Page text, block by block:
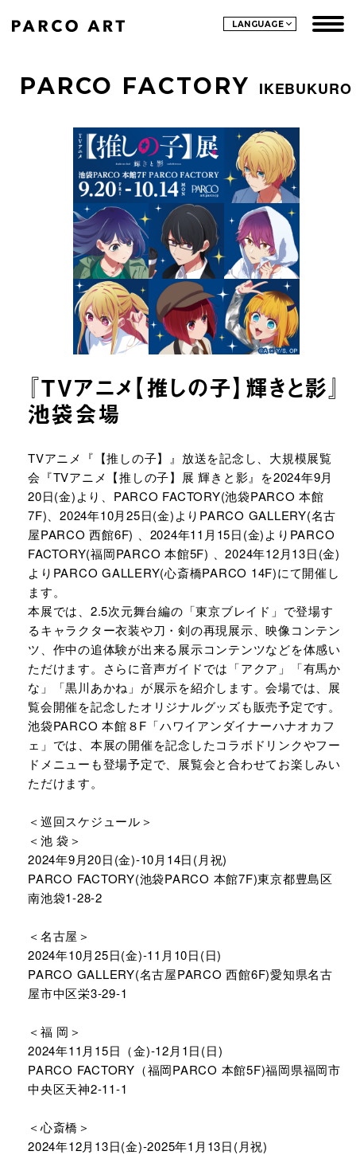
LANGUAGE
PARCO FACTORY IKEBUKURO
『TVアニメ【推しの子】輝きと影』
池袋会場
URLをコピーする
TVアニメ『【推しの子】』放送を記念し、大規模展覧
会『TVアニメ【推しの子】展 輝きと影』を2024年9月
20日(金)より、PARCO FACTORY(池袋PARCO 本館
7F)、2024年10月25日(金)よりPARCO GALLERY(名古
屋PARCO 西館6F) 、2024年11月15日(金)よりPARCO
FACTORY(福岡PARCO 本館5F) 、2024年12月13日(金)
よりPARCO GALLERY(心斎橋PARCO 14F)にて開催し
ます。
本展では、2.5次元舞台編の「東京ブレイド」で登場す
るキャラクター衣装や刀・剣の再現展示、映像コンテン
ツ、作中の追体験が出来る展示コンテンツなどを体感い
ただけます。さらに音声ガイドでは「アクア」「有馬か
な」「黒川あかね」が展示を紹介します。会場では、展
覧会開催を記念したオリジナルグッズも販売予定です。
池袋PARCO 本館８F「ハワイアンダイナーハナオカフ
ェ」では、本展の開催を記念したコラボドリンクやフー
ドメニューも登場予定で、展覧会と合わせてお楽しみい
ただけます。
＜巡回スケジュール＞
＜池 袋＞
2024年9月20日(金)‐10月14日(月祝)
PARCO FACTORY(池袋PARCO 本館7F)東京都豊島区
南池袋1-28-2
＜名古屋＞
2024年10月25日(金)-11月10日(日)
PARCO GALLERY(名古屋PARCO 西館6F)愛知県名古
屋市中区栄3-29-1
＜福 岡＞
2024年11月15日（金)-12月1日(日)
PARCO FACTORY（福岡PARCO 本館5F)福岡県福岡市
中央区天神2-11-1
＜心斎橋＞
2024年12月13日(金)‐2025年1月13日(月祝)